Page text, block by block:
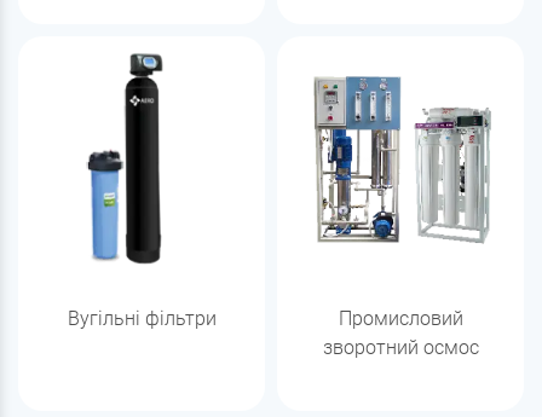
Вугільні фільтри
Промисловий
зворотний осмос